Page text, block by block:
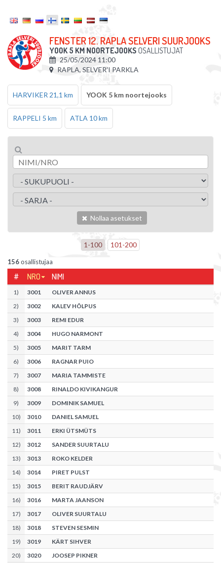
FENSTER 12. RAPLA SELVERI SUURJOOKS
YOOK 5 KM NOORTEJOOKS OSALLISTUJAT
25/05/2024 11:00
RAPLA, SELVER'I PARKLA
HARVIKER 21,1 km YOOK 5 km noortejooks
RAPPELI 5 km ATLA 10 km
Nollaa asetukset
1-100 101-200
156osallistujaa
# NRO NIMI
1) 3001
OLIVER ANNUS
2) 3002
KALEV HÕLPUS
3) 3003
REMI EDUR
4) 3004
HUGO NARMONT
5) 3005
MARIT TARM
6) 3006
RAGNAR PUIO
7) 3007
MARIA TAMMISTE
8) 3008
RINALDO KIVIKANGUR
9) 3009
DOMINIK SAMUEL
10) 3010
DANIEL SAMUEL
11) 3011
ERKI ÜTSMÜTS
12) 3012
SANDER SUURTALU
13) 3013
ROKO KELDER
14) 3014
PIRET PULST
15) 3015
BERIT RAUDJÄRV
16) 3016
MARTA JAANSON
17) 3017
OLIVER SUURTALU
18) 3018
STEVEN SESMIN
19) 3019
KÄRT SIHVER
20) 3020
JOOSEP PIKNER